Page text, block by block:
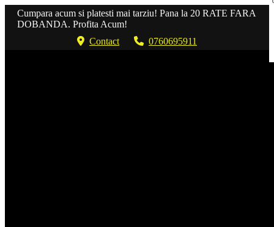
Cumpara acum si platesti mai tarziu! Pana la 20 RATE FARA
DOBANDA. Profita Acum!
Contact
0760695911